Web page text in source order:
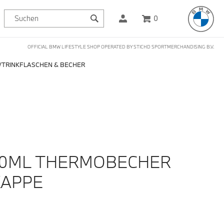
0
OFFICIAL BMW LIFESTYLE SHOP OPERATED BY STICHD SPORTMERCHANDISING B.V.
TRINKFLASCHEN & BECHER
THERMOBECHER